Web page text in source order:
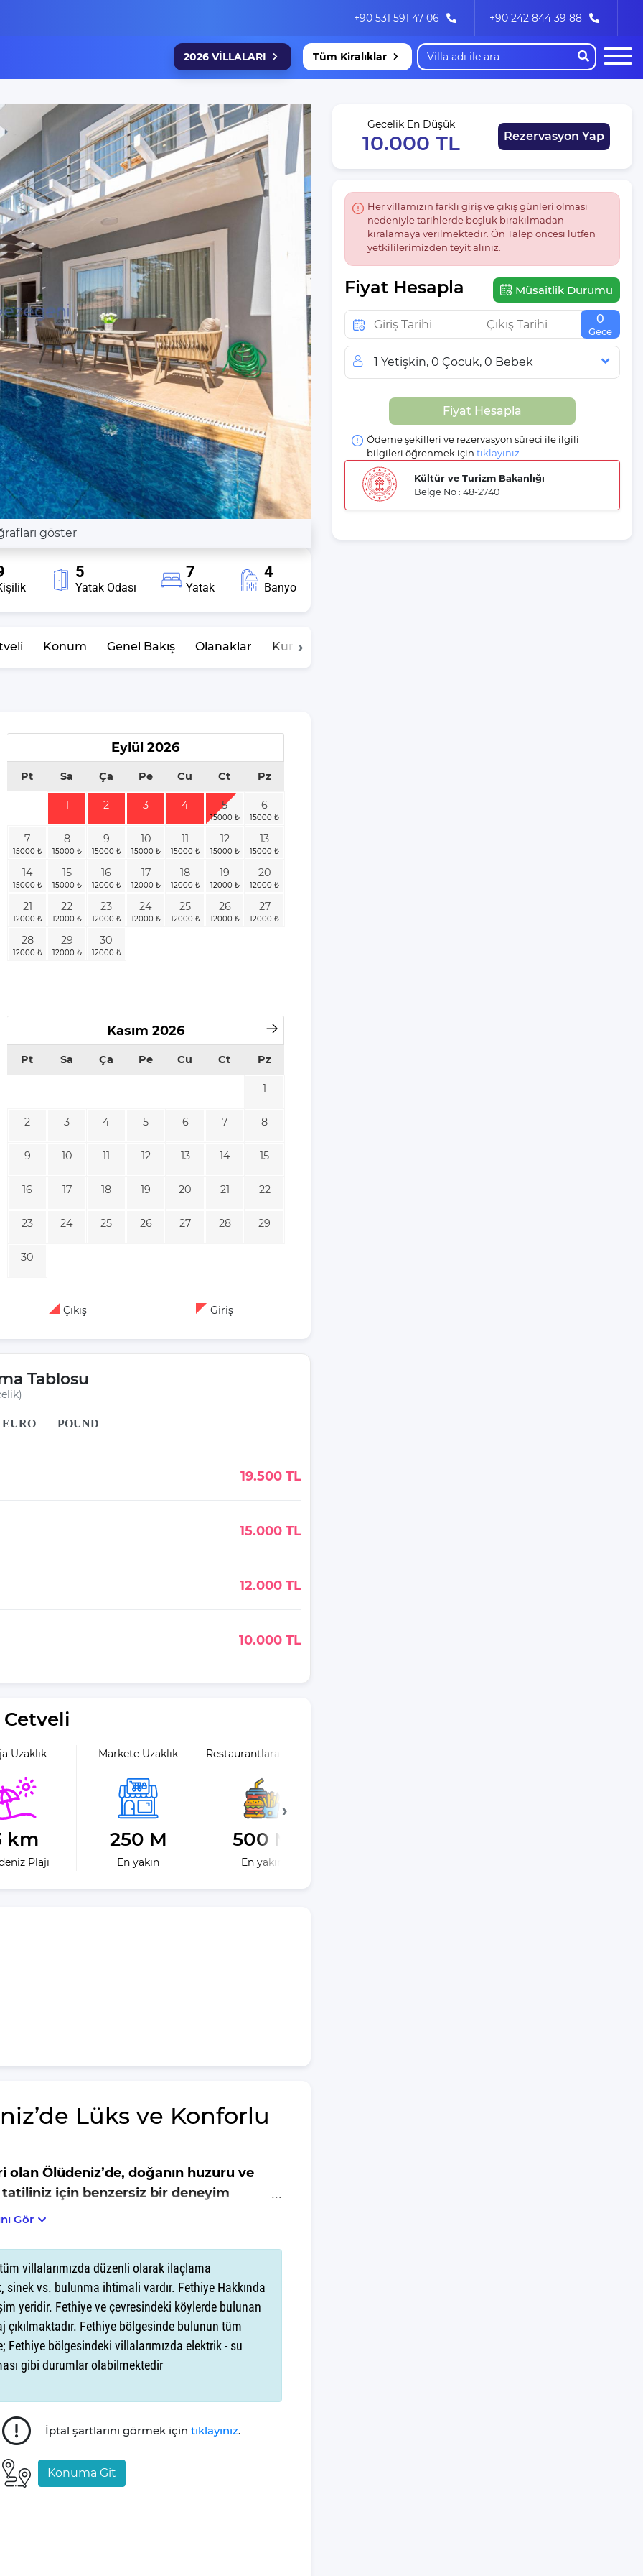
+90 242 844 39 88
+90 531 591 47 06
2026 VİLLALARI Tüm Kiralıklar
göster
5
Yatak Odası
7
Yatak
4
Banyo
Konum Genel Bakış Olanaklar Kurallar
Eylül 2026
Pt Sa Ça Pe Cu Ct Pz
1 2 3 4 5 6
7 8 9 10 11 12 13
14 15 16 17 18 19 20
21 22 23 24 25 26 27
28 29 30
Kasım 2026
Pt Sa Ça Pe Cu Ct Pz
1
2 3 4 5 6 7 8
9 10 11 12 13 14 15
16 17 18 19 20 21 22
23 24 25 26 27 28 29
30
Çıkış Giriş
Tablosu
EURO POUND
19.500 TL
15.000 TL
12.000 TL
10.000 TL
Cetveli
Uzaklık
km
Plajı
Markete Uzaklık
250 M
En yakın
Restaurantlara Uzaklık
500 M
En yakın
Lüks ve Konforlu
Ölüdeniz’de, doğanın huzuru ve
için benzersiz bir deneyim
biri olan Ölüdeniz’de yer almaktadır. Plaja sadece
250 metre, restoranlara 500 metre
keyifli vakit geçirebilirsiniz. Ayrıca
🍖🔥
Gör
villalarımızda düzenli olarak ilaçlama
sinek vs. bulunma ihtimali vardır. Fethiye Hakkında
yeridir. Fethiye ve çevresindeki köylerde bulunan
çıkılmaktadır. Fethiye bölgesinde bulunun tüm
bölgesindeki villalarımızda elektrik - su
gibi durumlar olabilmektedir
İptal şartlarını görmek için tıklayınız.
Konuma Git
Gecelik En Düşük
10.000 TL Rezervasyon Yap
Her villamızın farklı giriş ve çıkış günleri olması
nedeniyle tarihlerde boşluk bırakılmadan
kiralamaya verilmektedir. Ön Talep öncesi lütfen
yetkililerimizden teyit alınız.
Fiyat Hesapla Müsaitlik Durumu
0
Gece
1 Yetişkin, 0 Çocuk, 0 Bebek
Misafir Sayısı
Çocuk
Bebek
Fiyat Hesapla
Ödeme şekilleri ve rezervasyon süreci ile ilgili
bilgileri öğrenmek için tıklayınız
Kültür ve Turizm Bakanlığı
Belge No : 48-2740